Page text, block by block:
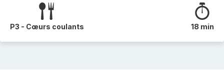
P3 - Cœurs coulants 18 min